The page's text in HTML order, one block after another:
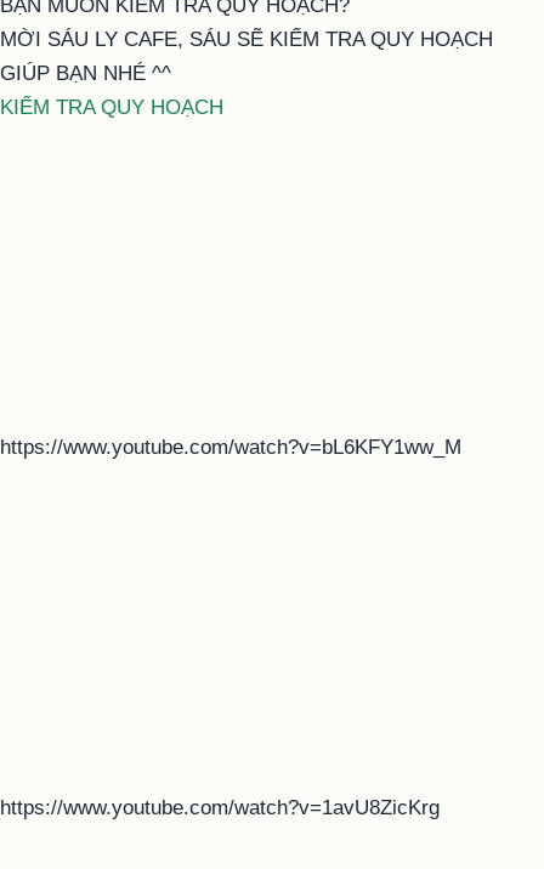
BẠN MUỐN KIỂM TRA QUY HOẠCH?
MỜI SÁU LY CAFE, SÁU SẼ KIỂM TRA QUY HOẠCH
GIÚP BẠN NHÉ ^^
KIỂM TRA QUY HOẠCH
https://www.youtube.com/watch?v=bL6KFY1ww_M
https://www.youtube.com/watch?v=1avU8ZicKrg